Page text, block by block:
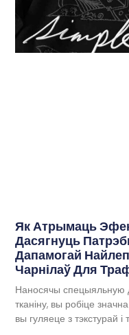
Як Атрымаць
Дасягнуць
Дапамогай
Чарнілаў Для
Наносячы спецыяльную
тканіну, вы робіце
вы гуляеце з тэкстурай